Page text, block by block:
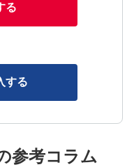
る
する
参考コラム